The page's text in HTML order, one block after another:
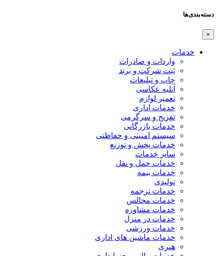
دسته‌بندی‌ها
×
خدمات
واردات و صادرات
ثبت شرکت و برند
چاپ و تبلیغات
آتلیه عکاسی
تعمیر لوازم
خدمات اداری
تفریح و سرگرمی
خدمات بازرگانی
سیستم امنیتی و حفاظتی
خدمات پخش و توزیع
سایر خدمات
خدمات حمل و نقل
خدمات بیمه
تولیدی
خدمات ترجمه
خدمات مجالس
خدمات مشاوره
خدمات در منزل
خدمات ورزشی
خدمات ماشین های اداری
هنری